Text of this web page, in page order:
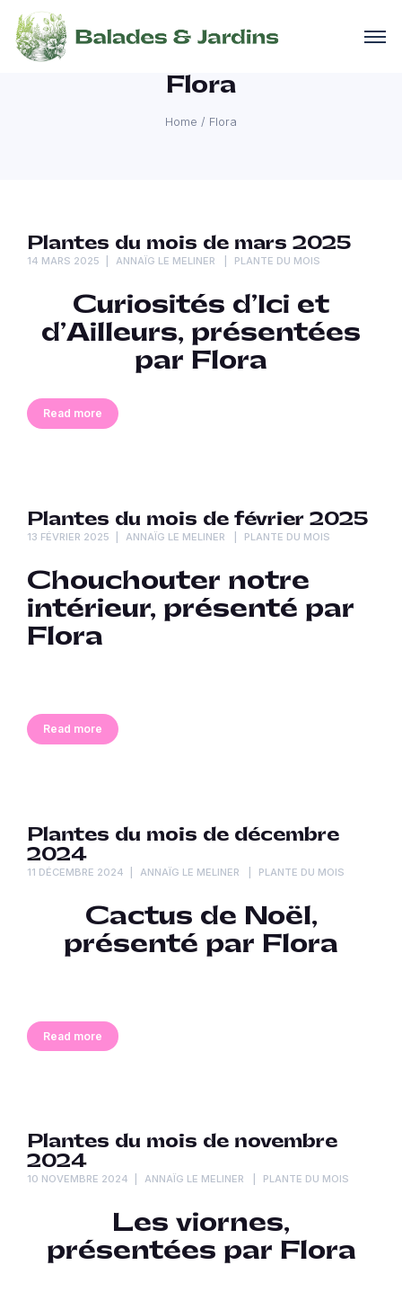
Flora
Home / Flora
Plantes du mois de mars 2025
14 MARS 2025 ANNAÏG LE MELINER PLANTE DU MOIS
Curiosités d’Ici et
d’Ailleurs, présentées
par Flora
Read more
Plantes du mois de février 2025
13 FÉVRIER 2025 ANNAÏG LE MELINER PLANTE DU MOIS
Chouchouter notre
intérieur, présenté par
Flora
Read more
Plantes du mois de décembre
2024
11 DÉCEMBRE 2024 ANNAÏG LE MELINER PLANTE DU MOIS
Cactus de Noël,
présenté par Flora
Read more
Plantes du mois de novembre
2024
10 NOVEMBRE 2024 ANNAÏG LE MELINER PLANTE DU MOIS
Les viornes,
présentées par Flora